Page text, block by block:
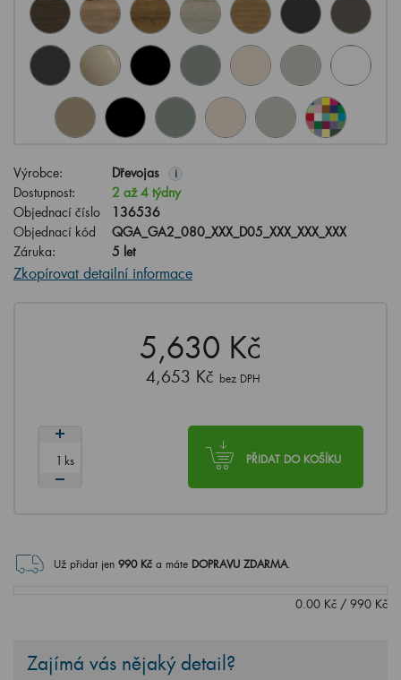
Výrobce: Dřevojas i
Dostupnost:
2 až 4 týdny
Objednací číslo
136536
Objednací kód
QGA_GA2_080_XXX_D05_XXX_XXX_XXX
Záruka:
5 let
Zkopírovat detailní informace
5,630 Kč
4,653 Kč bez DPH
PŘIDAT DO KOŠÍKU
ks
Už přidat jen 990Kč a máte DOPRAVU ZDARMA.
0.00 Kč / 990 Kč
Zajímá vás nějaký detail?